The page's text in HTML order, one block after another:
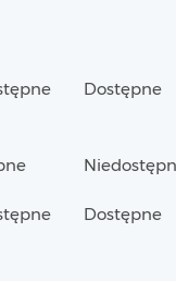
Dostępne
Dostępne